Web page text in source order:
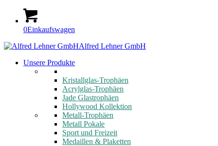
0Einkaufswagen
Alfred Lehner GmbH
Unsere Produkte
Kristallglas-Trophäen
Acrylglas-Trophäen
Jade Glastrophäen
Hollywood Kollektion
Metall-Trophäen
Metall Pokale
Sport und Freizeit
Medaillen & Plaketten